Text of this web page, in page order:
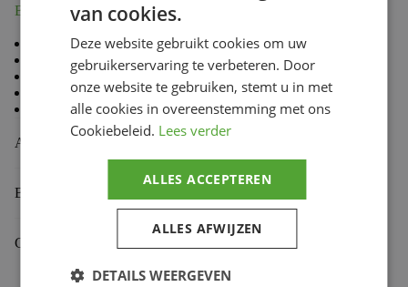
Beschrijving
80 % Coton, 20 % Polyester
Doublure en molleton à l’intérieur
Coupe standard TLD
Capuche doublée
Cordon de capuche avec embouts doux au toucher
Aanvullende informatie
Beoordelingen (0)
Gekoppelde Motoren
van cookies.
Deze website gebruikt cookies om uw
gebruikerservaring te verbeteren. Door
onze website te gebruiken, stemt u in met
alle cookies in overeenstemming met ons
Cookiebeleid. Lees verder
ALLES ACCEPTEREN
ALLES AFWIJZEN
DETAILS WEERGEVEN